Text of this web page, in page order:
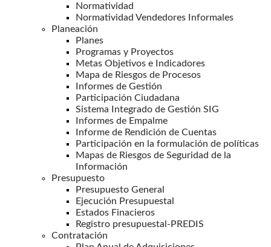
Normatividad
Normatividad Vendedores Informales
Planeación
Planes
Programas y Proyectos
Metas Objetivos e Indicadores
Mapa de Riesgos de Procesos
Informes de Gestión
Participación Ciudadana
Sistema Integrado de Gestión SIG
Informes de Empalme
Informe de Rendición de Cuentas
Participación en la formulación de políticas
Mapas de Riesgos de Seguridad de la
Información
Presupuesto
Presupuesto General
Ejecución Presupuestal
Estados Finacieros
Registro presupuestal-PREDIS
Contratación